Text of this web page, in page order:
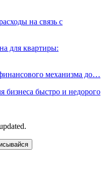
на связь с
для квартиры:
механизма до…
бизнеса быстро и недорого